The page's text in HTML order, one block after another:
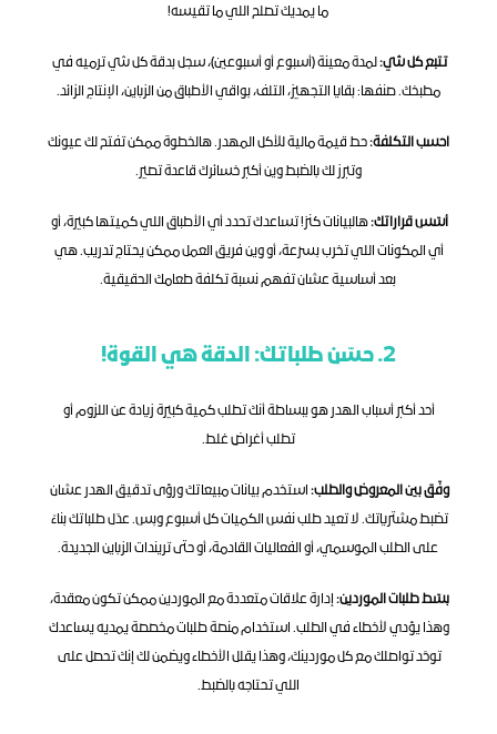
ما يمديك تصلح اللي ما تقيسه!
تتبع كل شي:
مطبخك. صنفها: بقايا التجهيز، التلف، بواقي الأطباق من الزباين، الإنتاج الزائد.
احسب التكلفة:
حط قيمة مالية للأكل المهدر. هالخطوة ممكن تفتح لك عيونك
وتبرز لك بالضبط وين أكبر خسائرك قاعدة تصير.
أسّس قراراتك:
أي المكونات اللي تخرب بسرعة، أو وين فريق العمل ممكن يحتاج تدريب. هي
بعد أساسية عشان تفهم نسبة تكلفة طعامك الحقيقية.
2. حسّن طلباتك: الدقة هي القوة!
أحد أكبر أسباب الهدر هو ببساطة أنك تطلب كمية كبيرة زيادة عن اللزوم أو
تطلب أغراض غلط.
وفّق بين المعروض والطلب:
على الطلب الموسمي، أو الفعاليات القادمة، أو حتى تريندات الزباين الجديدة.
بسّط طلبات الموردين:
وهذا يؤدي لأخطاء في الطلب. استخدام منصة طلبات مخصصة يمديه يساعدك
اللي تحتاجه بالضبط.